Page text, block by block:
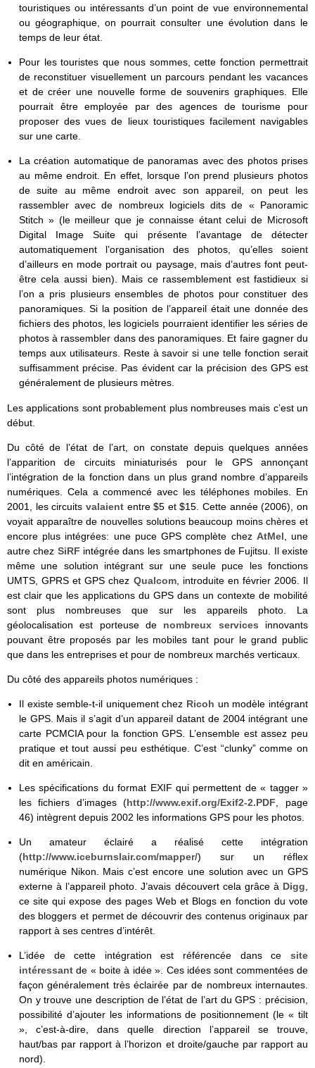
touristiques ou intéressants d’un point de vue environnemental
ou géographique, on pourrait consulter une évolution dans le
temps de leur état.
Pour les touristes que nous sommes, cette fonction permettrait
de reconstituer visuellement un parcours pendant les vacances
et de créer une nouvelle forme de souvenirs graphiques. Elle
pourrait être employée par des agences de tourisme pour
proposer des vues de lieux touristiques facilement navigables
sur une carte.
La création automatique de panoramas avec des photos prises
au même endroit. En effet, lorsque l’on prend plusieurs photos
de suite au même endroit avec son appareil, on peut les
rassembler avec de nombreux logiciels dits de « Panoramic
Stitch » (le meilleur que je connaisse étant celui de Microsoft
Digital Image Suite qui présente l’avantage de détecter
automatiquement l’organisation des photos, qu’elles soient
d’ailleurs en mode portrait ou paysage, mais d’autres font peut-
être cela aussi bien). Mais ce rassemblement est fastidieux si
l’on a pris plusieurs ensembles de photos pour constituer des
panoramiques. Si la position de l’appareil était une donnée des
fichiers des photos, les logiciels pourraient identifier les séries de
photos à rassembler dans des panoramiques. Et faire gagner du
temps aux utilisateurs. Reste à savoir si une telle fonction serait
suffisamment précise. Pas évident car la précision des GPS est
généralement de plusieurs mètres.
Les applications sont probablement plus nombreuses mais c’est un
début.
Du côté de l’état de l’art, on constate depuis quelques années
l’apparition de circuits miniaturisés pour le GPS annonçant
l’intégration de la fonction dans un plus grand nombre d’appareils
numériques. Cela a commencé avec les téléphones mobiles. En
2001, les circuits valaient entre $5 et $15. Cette année (2006), on
voyait apparaître de nouvelles solutions beaucoup moins chères et
encore plus intégrées: une puce GPS complète chez AtMel , une
autre chez SiRF intégrée dans les smartphones de Fujitsu. Il existe
même une solution intégrant sur une seule puce les fonctions
UMTS, GPRS et GPS chez Qualcom, introduite en février 2006. Il
est clair que les applications du GPS dans un contexte de mobilité
sont plus nombreuses que sur les appareils photo. La
géolocalisation est porteuse de nombreux services innovants
pouvant être proposés par les mobiles tant pour le grand public
que dans les entreprises et pour de nombreux marchés verticaux.
Du côté des appareils photos numériques :
Il existe semble-t-il uniquement chez Ricoh un modèle intégrant
le GPS. Mais il s’agit d’un appareil datant de 2004 intégrant une
carte PCMCIA pour la fonction GPS. L’ensemble est assez peu
pratique et tout aussi peu esthétique. C’est “clunky” comme on
dit en américain.
Les spécifications du format EXIF qui permettent de « tagger »
les fichiers d’images (http://www.exif.org/Exif2-2.PDF , page
46) intègrent depuis 2002 les informations GPS pour les photos.
Un amateur éclairé a réalisé cette intégration
(http://www.iceburnslair.com/mapper/) sur un réflex
numérique Nikon. Mais c’est encore une solution avec un GPS
externe à l’appareil photo. J’avais découvert cela grâce à Digg
ce site qui expose des pages Web et Blogs en fonction du vote
des bloggers et permet de découvrir des contenus originaux par
rapport à ses centres d’intérêt.
L’idée de cette intégration est référencée dans ce site
intéressantde « boite à idée ». Ces idées sont commentées de
façon généralement très éclairée par de nombreux internautes.
On y trouve une description de l’état de l’art du GPS : précision,
possibilité d’ajouter les informations de positionnement (le « tilt
», c’est-à-dire, dans quelle direction l’appareil se trouve,
haut/bas par rapport à l’horizon et droite/gauche par rapport au
nord).